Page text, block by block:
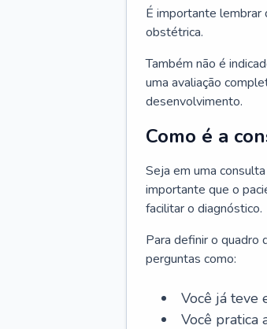
É importante lembrar
obstétrica.
Também não é
uma avaliação
desenvolvimento.
Como é a
Seja em uma
importante que o
facilitar o diagnóstico.
Para definir o quadro
perguntas como:
Você já teve
Você pratica